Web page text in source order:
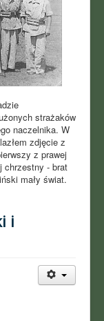
strażaków
naczelnika. W
zdjęcie z
z prawej
chrzestny - brat
mały świat.
i